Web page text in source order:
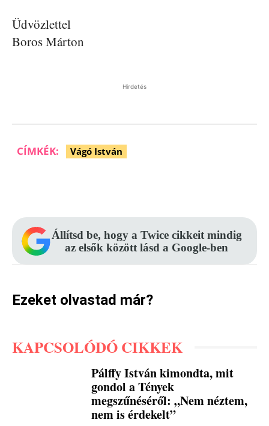
Üdvözlettel
Boros Márton
Hirdetés
CÍMKÉK: Vágó István
Állítsd be, hogy a Twice cikkeit mindig
az elsők között lásd a Google-ben
Ezeket olvastad már?
KAPCSOLÓDÓ CIKKEK
Pálffy István kimondta, mit
gondol a Tények
megszűnéséről: „Nem néztem,
nem is érdekelt”